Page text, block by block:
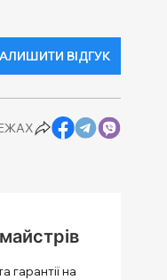
ВІДГУК
гарантії на